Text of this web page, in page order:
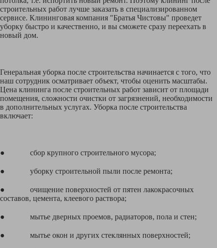
строительных работ лучше заказать в специализированном
сервисе. Клининговая компания "Братья Чистовы" проведет
уборку быстро и качественно, и вы сможете сразу переехать в
новый дом.
Генеральная уборка после строительства начинается с того, что
наш сотрудник осматривает объект, чтобы оценить масштабы.
Цена клининга после строительных работ зависит от площади
помещения, сложности очистки от загрязнений, необходимости
в дополнительных услугах. Уборка после строительства
включает:
● сбор крупного строительного мусора;
● уборку строительной пыли после ремонта;
● очищение поверхностей от пятен лакокрасочных
составов, цемента, клеевого раствора;
● мытье дверных проемов, радиаторов, пола и стен;
● мытье окон и других стеклянных поверхностей;